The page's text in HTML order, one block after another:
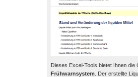
Dieses Excel-Tools bietet Ihnen die
Frühwarnsystem . Der erstellte